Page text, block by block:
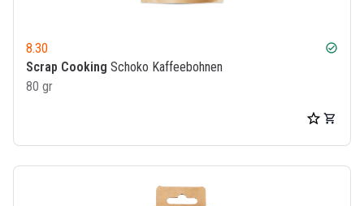
8.30 check_circle
Scrap Cooking Schoko Kaffeebohnen
80 gr